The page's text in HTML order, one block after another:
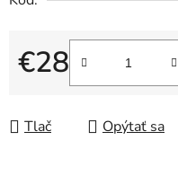
€28
Jednotková cena:
Tlač Opýtať sa